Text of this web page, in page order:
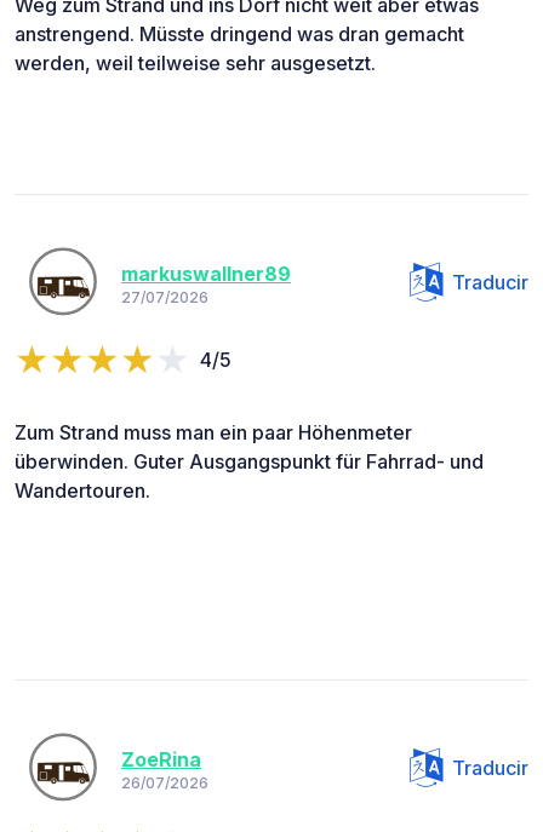
Weg zum Strand und ins Dorf nicht weit aber etwas
anstrengend. Müsste dringend was dran gemacht
werden, weil teilweise sehr ausgesetzt.
markuswallner89
27/07/2026
Traducir
4/5
Zum Strand muss man ein paar Höhenmeter
überwinden. Guter Ausgangspunkt für Fahrrad- und
Wandertouren.
ZoeRina
26/07/2026
Traducir